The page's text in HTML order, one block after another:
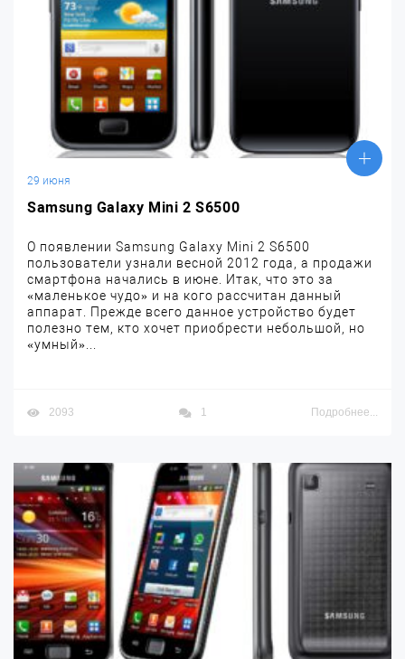
29 июня
Samsung Galaxy Mini 2 S6500
О появлении Samsung Galaxy Mini 2 S6500
пользователи узнали весной 2012 года, а продажи
смартфона начались в июне. Итак, что это за
«маленькое чудо» и на кого рассчитан данный
аппарат. Прежде всего данное устройство будет
полезно тем, кто хочет приобрести небольшой, но
«умный»...
2093 1 Подробнее...